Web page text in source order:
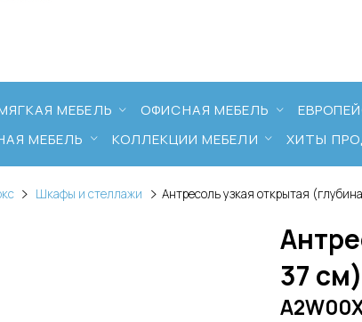
МЕБЕЛЬ ОФИСНАЯ МЕБЕЛЬ
МЕБЕЛЬ
КОЛЛЕКЦИИ МЕБЕЛИ ХИТЫ
Шкафы и стеллажи Антресоль узкая открытая
37